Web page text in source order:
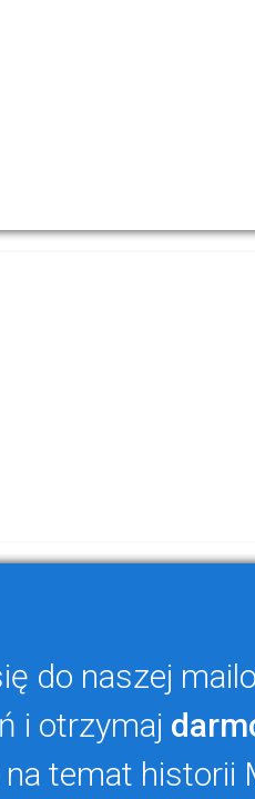
do naszej
i otrzymaj
temat historii